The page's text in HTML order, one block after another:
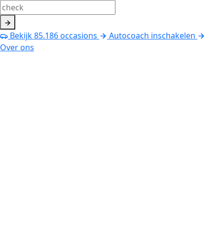
Bekijk85.186occasions
Autocoach inschakelen
Over ons